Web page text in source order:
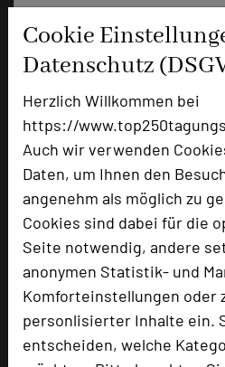
Cookie
Datenschutz
Herzlich Willkommen bei
https://
Auch wir verwenden
Daten, um Ihnen den
angenehm als möglich zu
Cookies sind dabei für die
Seite notwendig, andere
anonymen Statistik- und
Komforteinstellungen oder
personlisierter Inhalte ein.
entscheiden, welche
phone +49 9874 508-0
mail Email
zur Tagungsanfrage
Hotel
Hoteldaten
Max. Tagungskapazität
U-Form